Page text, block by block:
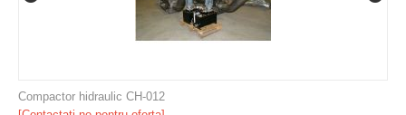
Compactor hidraulic CH-012